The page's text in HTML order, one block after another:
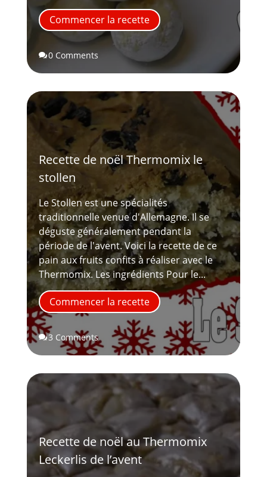
Commencer la recette
0 Comments
Recette de noël Thermomix le
stollen
Le Stollen est une spécialités
traditionnelle venue d'Allemagne. Il se
déguste généralement pendant la
période de l'avent. Voici la recette de ce
pain aux fruits confits à réaliser avec le
Thermomix. Les ingrédients Pour le...
Commencer la recette
3 Comments
Recette de noël au Thermomix
Leckerlis de l’avent